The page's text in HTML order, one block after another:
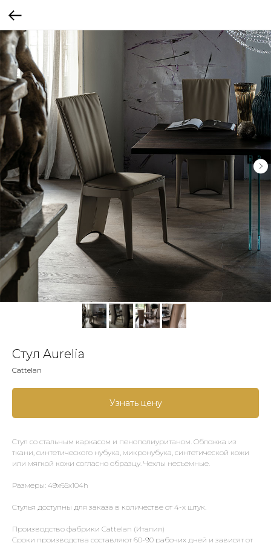
Стул Aurelia
Cattelan
Узнать цену
Стул со стальным каркасом и пенополиуританом. Обложка из
ткани, синтетического нубука, микронубука, синтетической кожи
или мягкой кожи согласно образцу. Чехлы несъемные.
Размеры: 49x65x104h
Стулья доступны для заказа в количестве от 4-х штук.
Производство фабрики Cattelan (Италия)
Сроки производства составляют 60-90 рабочих дней и зависят от